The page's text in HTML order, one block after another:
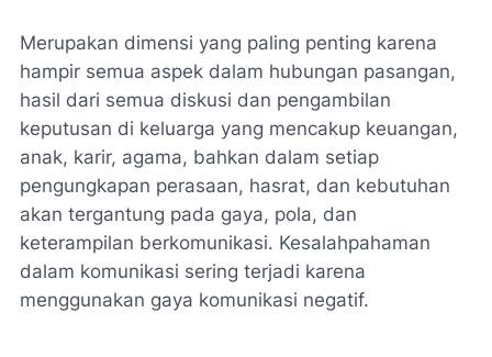
Merupakan dimensi yang paling penting karena
hampir semua aspek dalam hubungan pasangan,
hasil dari semua diskusi dan pengambilan
keputusan di keluarga yang mencakup keuangan,
anak, karir, agama, bahkan dalam setiap
pengungkapan perasaan, hasrat, dan kebutuhan
akan tergantung pada gaya, pola, dan
keterampilan berkomunikasi. Kesalahpahaman
dalam komunikasi sering terjadi karena
menggunakan gaya komunikasi negatif.